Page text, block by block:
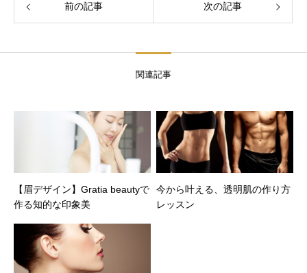
前の記事 次の記事
関連記事
【眉デザイン】Gratia beautyで
作る知的な印象美
今から叶える、透明肌の作り方
レッスン